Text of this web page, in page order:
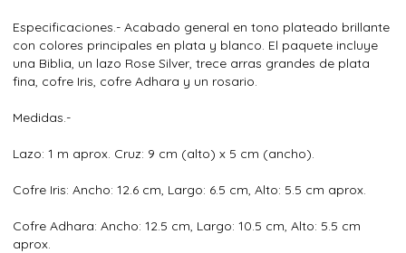
Especificaciones.- Acabado general en tono plateado brillante
con colores principales en plata y blanco. El paquete incluye
una Biblia, un lazo Rose Silver, trece arras grandes de plata
fina, cofre Iris, cofre Adhara y un rosario.
Medidas.-
Lazo: 1 m aprox. Cruz: 9 cm (alto) x 5 cm (ancho).
Cofre Iris: Ancho: 12.6 cm, Largo: 6.5 cm, Alto: 5.5 cm aprox.
Cofre Adhara: Ancho: 12.5 cm, Largo: 10.5 cm, Alto: 5.5 cm
aprox.